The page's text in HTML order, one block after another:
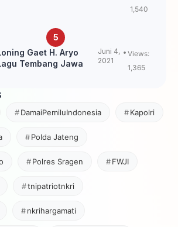
1,540
Gaet H. Aryo
Tembang Jawa
Juni 4,
2021
Views:
1,365
DamaiPemiluIndonesia Kapolri
Polda Jateng
Polres Sragen FWJI
tnipatriotnkri
nkrihargamati